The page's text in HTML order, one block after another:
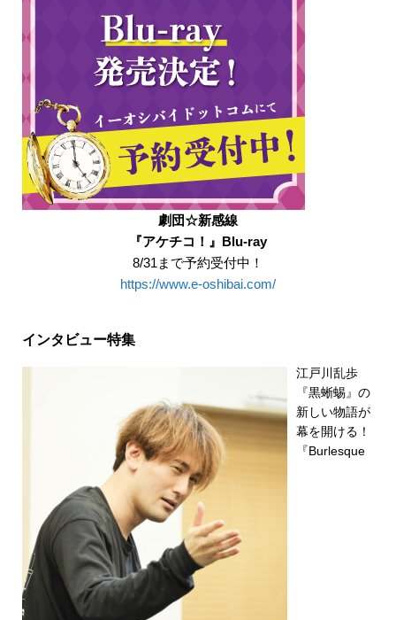
劇団☆新感線
『アケチコ！』Blu-ray
8/31まで予約受付中！
https://www.e-oshibai.com/
インタビュー特集
江戸川乱歩
『黒蜥蜴』の
新しい物語が
幕を開ける！
『Burlesque